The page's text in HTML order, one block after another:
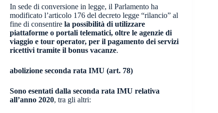
In sede di conversione in legge, il Parlamento ha
modificato l’articolo 176 del decreto legge “rilancio” al
fine di consentire la possibilità di utilizzare
piattaforme o portali telematici, oltre le agenzie di
viaggio e tour operator, per il pagamento dei servizi
ricettivi tramite il bonus vacanze.
abolizione seconda rata IMU (art. 78)
Sono esentati dalla seconda rata IMU relativa
all’anno 2020, tra gli altri: